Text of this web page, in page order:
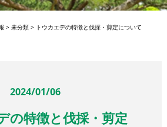
> 未分類> トウカエデの特徴と伐採・剪定について
2024/01/06
の特徴と伐採・剪定